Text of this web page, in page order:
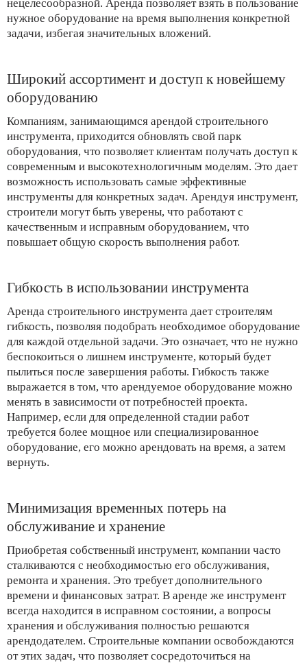
нецелесообразной. Аренда позволяет взять в пользование
нужное оборудование на время выполнения конкретной
задачи, избегая значительных вложений.
Широкий ассортимент и доступ к новейшему
оборудованию
Компаниям, занимающимся арендой строительного
инструмента, приходится обновлять свой парк
оборудования, что позволяет клиентам получать доступ к
современным и высокотехнологичным моделям. Это дает
возможность использовать самые эффективные
инструменты для конкретных задач. Арендуя инструмент,
строители могут быть уверены, что работают с
качественным и исправным оборудованием, что
повышает общую скорость выполнения работ.
Гибкость в использовании инструмента
Аренда строительного инструмента дает строителям
гибкость, позволяя подобрать необходимое оборудование
для каждой отдельной задачи. Это означает, что не нужно
беспокоиться о лишнем инструменте, который будет
пылиться после завершения работы. Гибкость также
выражается в том, что арендуемое оборудование можно
менять в зависимости от потребностей проекта.
Например, если для определенной стадии работ
требуется более мощное или специализированное
оборудование, его можно арендовать на время, а затем
вернуть.
Минимизация временных потерь на
обслуживание и хранение
Приобретая собственный инструмент, компании часто
сталкиваются с необходимостью его обслуживания,
ремонта и хранения. Это требует дополнительного
времени и финансовых затрат. В аренде же инструмент
всегда находится в исправном состоянии, а вопросы
хранения и обслуживания полностью решаются
арендодателем. Строительные компании освобождаются
от этих задач, что позволяет сосредоточиться на